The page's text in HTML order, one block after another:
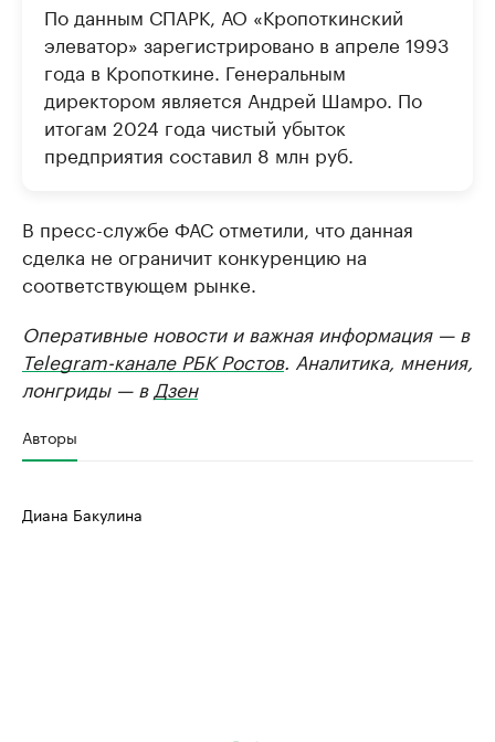
По данным СПАРК, АО «Кропоткинский
элеватор» зарегистрировано в апреле 1993
года в Кропоткине. Генеральным
директором является Андрей Шамро. По
итогам 2024 года чистый убыток
предприятия составил 8 млн руб.
В пресс-службе ФАС отметили, что данная
сделка не ограничит конкуренцию на
соответствующем рынке.
Оперативные новости и важная информация — в
Telegram-канале РБК Ростов. Аналитика, мнения,
лонгриды — в Дзен
Авторы
Диана Бакулина